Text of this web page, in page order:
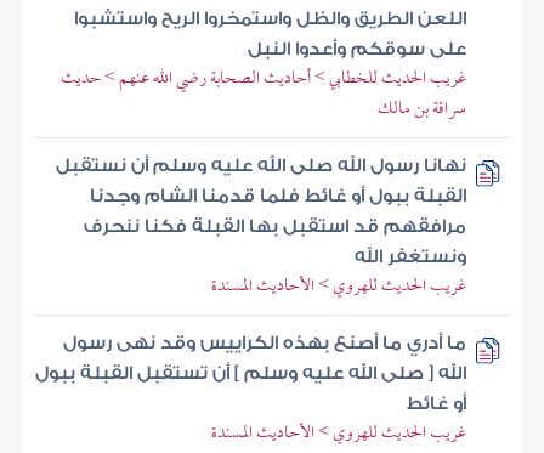
اللعن الطريق والظل واستمخروا الريح واستشبوا
على سوقكم وأعدوا النبل
غريب الحديث للخطابي > أحاديث الصحابة رضي الله عنهم > حديث
سراقة بن مالك
نهانا رسول الله صلى الله عليه وسلم أن نستقبل
القبلة ببول أو غائط فلما قدمنا الشام وجدنا
مرافقهم قد استقبل بها القبلة فكنا ننحرف
ونستغفر الله
غريب الحديث للهروي > الأحاديث المسندة
ما أدري ما أصنع بهذه الكراييس وقد نهى رسول
الله [ صلى الله عليه وسلم ] أن تستقبل القبلة ببول
أو غائط
غريب الحديث للهروي > الأحاديث المسندة